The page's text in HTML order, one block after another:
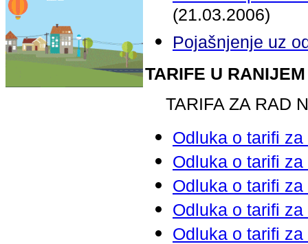
(21.03.2006)
Pojašnjenje uz
TARIFE U
TARIFA ZA RAD
Odluka o tarifi
Odluka o tarifi
Odluka o tarifi
Odluka o tarifi za
Odluka o tarifi za